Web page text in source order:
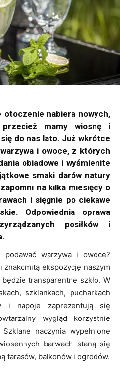
otoczenie nabiera nowych,
mamy wiosnę i
do nas lato. Już wkrótce
i owoce, z których
obiadowe i wyśmienite
smaki darów natury
na kilka miesięcy o
i sięgnie po ciekawe
Odpowiednia oprawa
posiłków i
warzywa i owoce?
znakomitą ekspozycję naszym
transparentne szkło. W
szklankach, pucharkach
i napoje zaprezentują się
wygląd korzystnie
naczynia wypełnione
barwach staną się
tarasów, balkonów i ogrodów.